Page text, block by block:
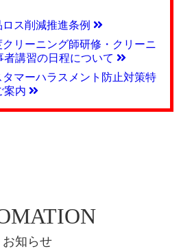
ロス削減推進条例
リーニング師研修・クリーニ
者講習の日程について
マーハラスメント防止対策特
案内
お知らせ